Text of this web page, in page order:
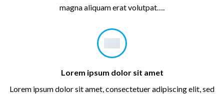
magna aliquam erat volutpat….
Lorem ipsum dolor sit amet
Lorem ipsum dolor sit amet, consectetuer adipiscing elit, sed